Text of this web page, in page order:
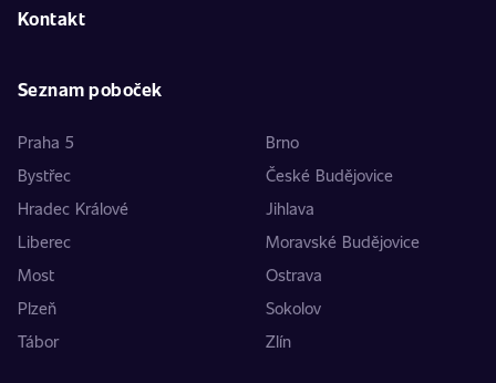
Kontakt
Seznam poboček
Praha 5
Brno
Bystřec
České Budějovice
Hradec Králové
Jihlava
Liberec
Moravské Budějovice
Most
Ostrava
Plzeň
Sokolov
Tábor
Zlín